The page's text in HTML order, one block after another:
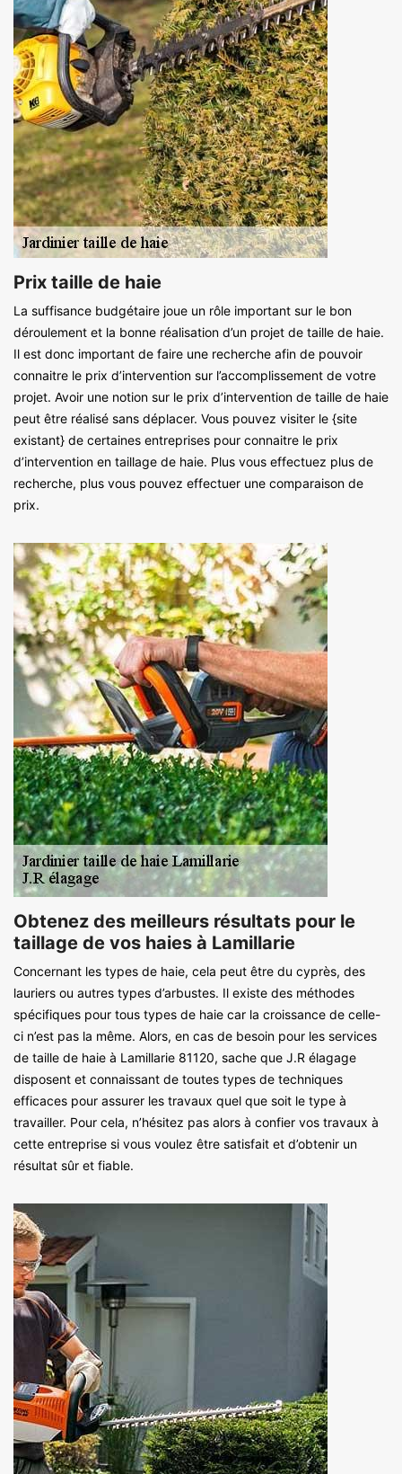
Prix taille de haie
La suffisance budgétaire joue un rôle important sur le bon
déroulement et la bonne réalisation d’un projet de taille de haie.
Il est donc important de faire une recherche afin de pouvoir
connaitre le prix d’intervention sur l’accomplissement de votre
projet. Avoir une notion sur le prix d’intervention de taille de haie
peut être réalisé sans déplacer. Vous pouvez visiter le {site
existant} de certaines entreprises pour connaitre le prix
d’intervention en taillage de haie. Plus vous effectuez plus de
recherche, plus vous pouvez effectuer une comparaison de
prix.
Obtenez des meilleurs résultats pour le
taillage de vos haies à Lamillarie
Concernant les types de haie, cela peut être du cyprès, des
lauriers ou autres types d’arbustes. Il existe des méthodes
spécifiques pour tous types de haie car la croissance de celle-
ci n’est pas la même. Alors, en cas de besoin pour les services
de taille de haie à Lamillarie 81120, sache que J.R élagage
disposent et connaissant de toutes types de techniques
efficaces pour assurer les travaux quel que soit le type à
travailler. Pour cela, n’hésitez pas alors à confier vos travaux à
cette entreprise si vous voulez être satisfait et d’obtenir un
résultat sûr et fiable.